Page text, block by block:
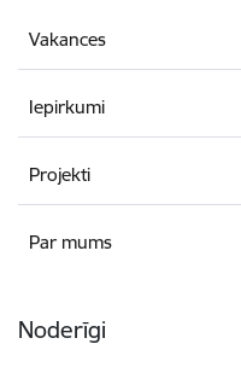
Vakances
Iepirkumi
Projekti
Par mums
Noderīgi